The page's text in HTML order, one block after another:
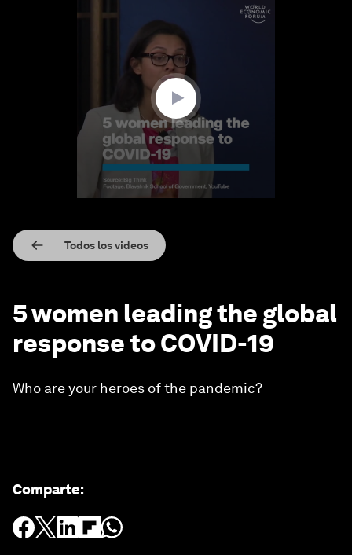
Todos los videos
5 women leading the global
response to COVID-19
Who are your heroes of the pandemic?
Comparte: